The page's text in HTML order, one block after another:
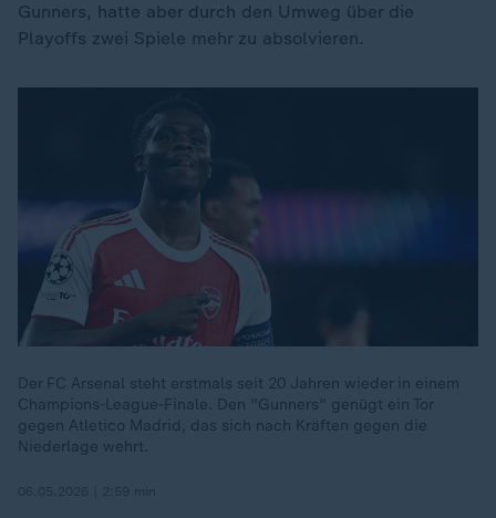
Gunners, hatte aber durch den Umweg über die
Playoffs zwei Spiele mehr zu absolvieren.
Der FC Arsenal steht erstmals seit 20 Jahren wieder in einem
Champions-League-Finale. Den "Gunners" genügt ein Tor
gegen Atletico Madrid, das sich nach Kräften gegen die
Niederlage wehrt.